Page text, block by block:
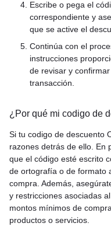
Escribe o pega el
correspondiente y
que se active el
Continúa con el
instrucciones
de revisar y
transacción.
¿Por qué mi codigo de
Si tu codigo de descuento
razones detrás de ello. En
que el código esté escrito
de ortografía o de formato
compra. Además,
y restricciones asociadas
montos mínimos de
productos o servicios.